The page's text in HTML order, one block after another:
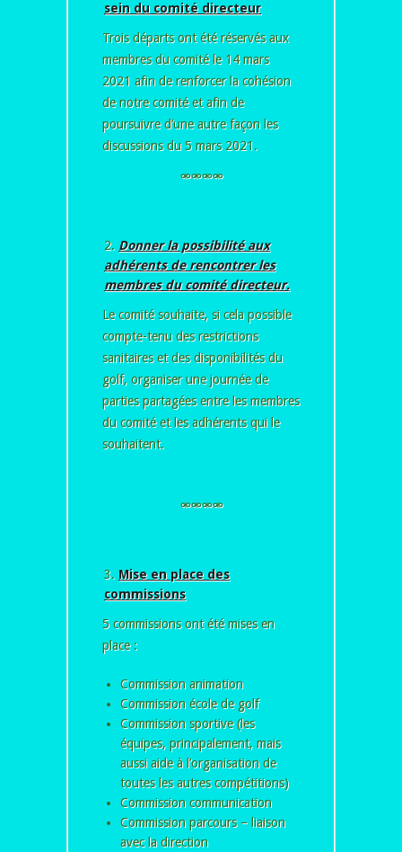
sein du comité directeur
Trois départs ont été réservés aux
membres du comité le 14 mars
2021 afin de renforcer la cohésion
de notre comité et afin de
poursuivre d’une autre façon les
discussions du 5 mars 2021.
⚮⚮⚮⚮
Donner la possibilité aux
adhérents de rencontrer les
membres du comité directeur.
Le comité souhaite, si cela possible
compte-tenu des restrictions
sanitaires et des disponibilités du
golf, organiser une journée de
parties partagées entre les membres
du comité et les adhérents qui le
souhaitent.
⚮⚮⚮⚮
Mise en place des
commissions
5 commissions ont été mises en
place :
Commission animation
Commission école de golf
Commission sportive (les
équipes, principalement, mais
aussi aide à l’organisation de
toutes les autres compétitions)
Commission communication
Commission parcours – liaison
avec la direction